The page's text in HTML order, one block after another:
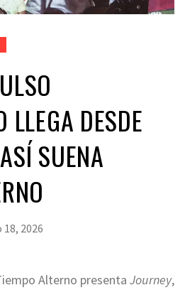
LLEGA DESDE
SUENA
2026
Alterno presenta Journey,